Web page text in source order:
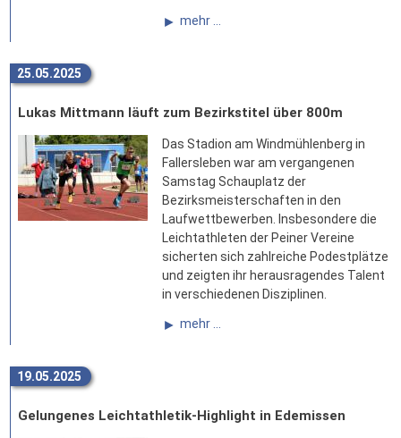
mehr ...
25.05.2025
Lukas Mittmann läuft zum Bezirkstitel über 800m
Das Stadion am Windmühlenberg in
Fallersleben war am vergangenen
Samstag Schauplatz der
Bezirksmeisterschaften in den
Laufwettbewerben. Insbesondere die
Leichtathleten der Peiner Vereine
sicherten sich zahlreiche Podestplätze
und zeigten ihr herausragendes Talent
in verschiedenen Disziplinen.
mehr ...
19.05.2025
Gelungenes Leichtathletik-Highlight in Edemissen